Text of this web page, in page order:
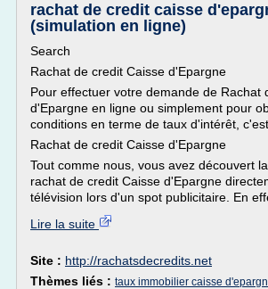
rachat de credit caisse
(simulation en ligne)
Search
Rachat de credit Caisse d'Epargne
Pour effectuer votre demande de Rachat
d'Epargne en ligne ou simplement pour
conditions en terme de taux d'intérêt, c'est
Rachat de credit Caisse d'Epargne
Tout comme nous, vous avez découvert
rachat de credit Caisse d'Epargne
télévision lors d'un spot publicitaire. En
Lire la suite
Site : http://rachatsdecredits.net
Thèmes liés : taux immobilier caisse